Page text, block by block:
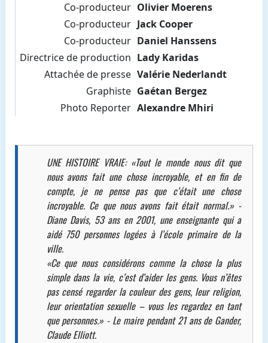
Co-producteur Olivier Moerens
Co-producteur Jack Cooper
Co-producteur Daniel Hanssens
Directrice de production Lady Karidas
Attachée de presse Valérie Nederlandt
Graphiste Gaétan Bergez
Photo Reporter Alexandre Mhiri
UNE HISTOIRE VRAIE: «Tout le monde nous dit que
nous avons fait une chose incroyable, et en fin de
compte, je ne pense pas que c’était une chose
incroyable. Ce que nous avons fait était normal.» -
Diane Davis, 53 ans en 2001, une enseignante qui a
aidé 750 personnes logées à l’école primaire de la
ville.
«Ce que nous considérons comme la chose la plus
simple dans la vie, c’est d’aider les gens. Vous n’êtes
pas censé regarder la couleur des gens, leur religion,
leur orientation sexuelle – vous les regardez en tant
que personnes.» - Le maire pendant 21 ans de Gander,
Claude Elliott.